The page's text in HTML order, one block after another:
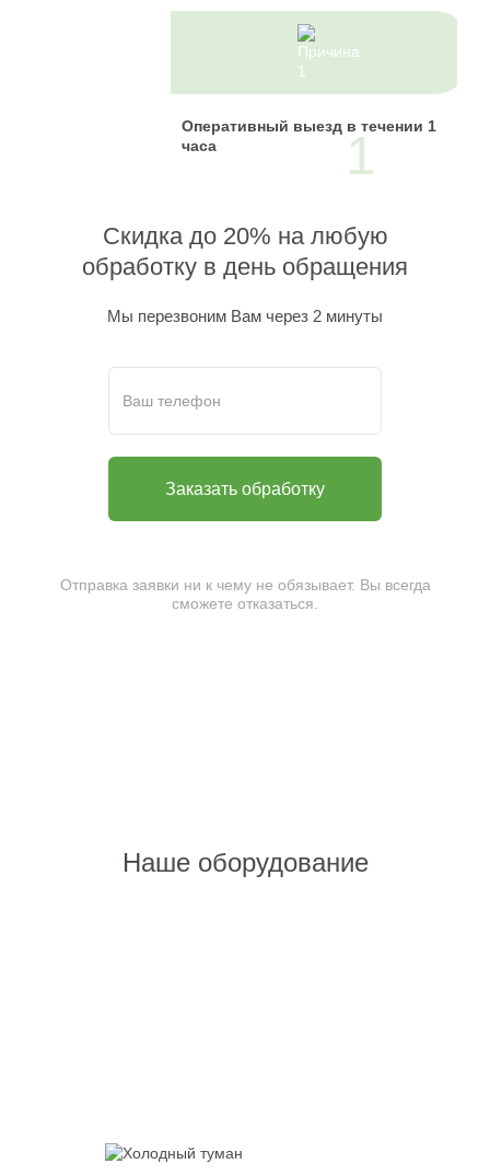
Оперативный выезд в течении 1
часа
1
Скидка до 20% на любую
обработку в день обращения
Мы перезвоним Вам через 2 минуты
Отправка заявки ни к чему не обязывает. Вы всегда
сможете отказаться.
Наше оборудование